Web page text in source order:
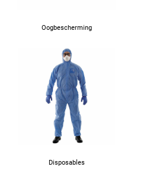
Oogbescherming
Disposables